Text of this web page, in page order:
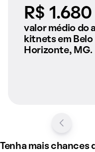
R$ 1.680
A partir
valor médio do
kitnets em Belo
Horizonte, MG.
Tenha mais chances